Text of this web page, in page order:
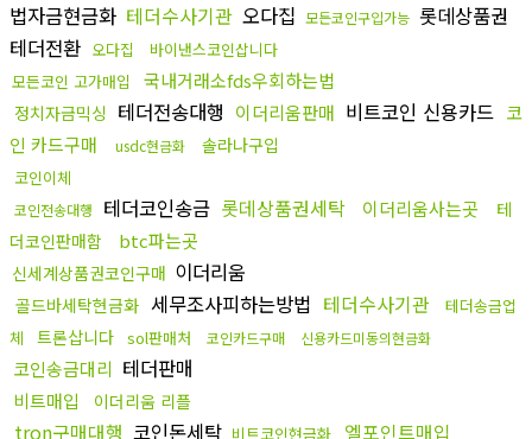
법자금현금화 테더수사기관 오다집 모든코인구입가능 롯데상품권
테더전환 오다집
바이낸스코인삽니다
모든코인 고가매입
국내거래소fds우회하는법
정치자금믹싱 테더전송대행 이더리움판매 비트코인 신용카드 코
인 카드구매
usdc현금화 솔라나구입
코인이체
코인전송대행 테더코인송금 롯데상품권세탁 이더리움사는곳
테
더코인판매함
btc파는곳
신세계상품권코인구매 이더리움
골드바세탁현금화 세무조사피하는방법 테더수사기관
테더송금업
체
트론삽니다 sol판매처 코인카드구매 신용카드미동의현금화
코인송금대리 테더판매
비트매입 이더리움 리플
tron구매대행 코인돈세탁 비트코인현금화 엘포인트매입